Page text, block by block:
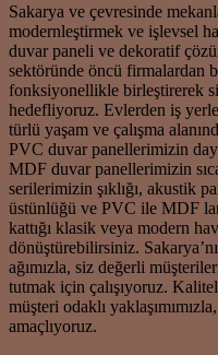
Sakarya ve çevresinde
modernleştirmek ve işlevsel
duvar paneli ve dekoratif
sektöründe öncü firmalardan
fonksiyonellikle birleştirerek
hedefliyoruz. Evlerden iş
türlü yaşam ve çalışma
PVC duvar panellerimizin
MDF duvar panellerimizin
serilerimizin şıklığı, akustik
üstünlüğü ve PVC ile MDF
kattığı klasik veya modern
dönüştürebilirsiniz.
ağımızla, siz değerli
tutmak için çalışıyoruz.
müşteri odaklı
amaçlıyoruz.